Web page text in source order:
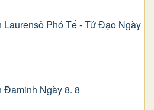
Laurensô Phó Tế - Tử Đạo Ngày
Đaminh Ngày 8. 8